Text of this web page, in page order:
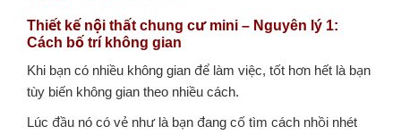
Thiết kế nội thất chung cư mini – Nguyên lý 1:
Cách bố trí không gian
Khi bạn có nhiều không gian để làm việc, tốt hơn hết là bạn
tùy biến không gian theo nhiều cách.
Lúc đầu nó có vẻ như là bạn đang cố tìm cách nhồi nhét